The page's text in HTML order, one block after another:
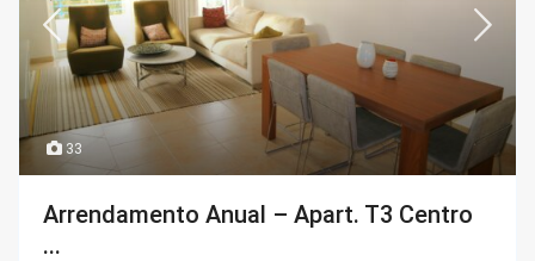
33
Arrendamento Anual – Apart. T3 Centro
...